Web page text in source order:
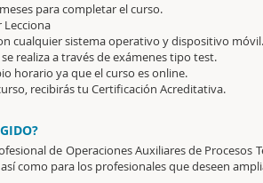
para completar el curso.
cualquier sistema operativo y dispositivo móvil.
realiza a través de exámenes tipo test.
horario ya que el curso es online.
recibirás tu Certificación Acreditativa.
de Operaciones Auxiliares de Procesos
como para los profesionales que deseen